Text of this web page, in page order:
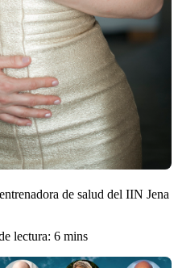
de salud del IIN Jena
lectura: 6 mins